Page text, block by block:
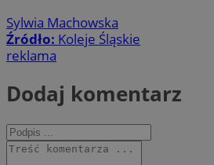
Sylwia Machowska
Źródło: Koleje Śląskie
reklama
Dodaj komentarz